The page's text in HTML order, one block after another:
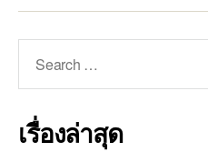
เรื่องล่าสุด